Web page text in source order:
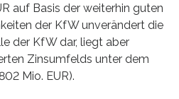
auf Basis der weiterhin guten
der KfW unverändert die
der KfW dar, liegt aber
Zinsumfelds unter dem
Mio. EUR).